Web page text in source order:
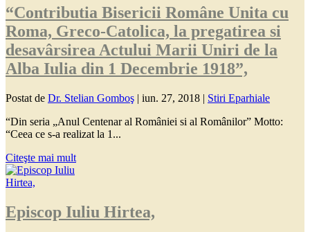
“Contributia Bisericii Române Unita cu
Roma, Greco-Catolica, la pregatirea si
desavârsirea Actului Marii Uniri de la
Alba Iulia din 1 Decembrie 1918”,
Postat de Dr. Stelian Gomboş | iun. 27, 2018 | Stiri Eparhiale
“Din seria „Anul Centenar al României si al Românilor” Motto:
“Ceea ce s-a realizat la 1...
Citeşte mai mult
Episcop Iuliu Hirtea,